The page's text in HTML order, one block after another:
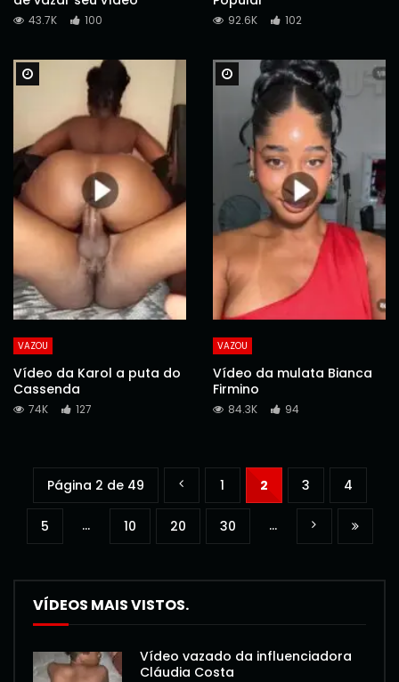
43.7K 100 92.6K 102
Watch Later
VAZOU
Vídeo da Karol a puta do
Cassenda
74K 127
Watch Later
VAZOU
Vídeo da mulata Bianca
Firmino
84.3K 94
Página 2 de 49 1 2 3 4
5 ... 10 20 30 ...
VÍDEOS MAIS VISTOS.
Vídeo vazado da influenciadora
Cláudia Costa